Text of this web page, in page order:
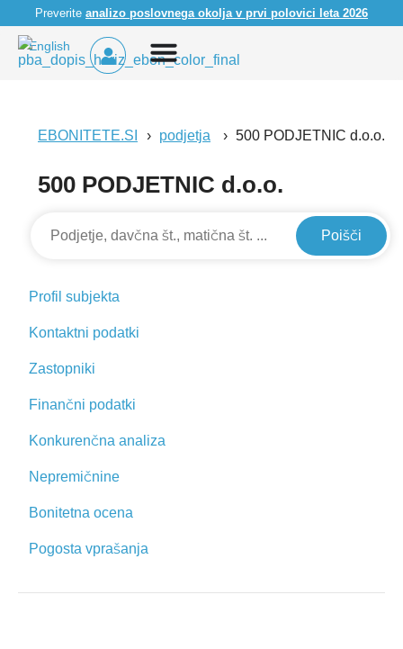
Preverite analizo poslovnega okolja v prvi polovici leta 2026
English
EBONITETE.SI podjetja 500 PODJETNIC d.o.o.
500 PODJETNIC d.o.o.
Poišči
Profil subjekta
Kontaktni podatki
Zastopniki
Finančni podatki
Konkurenčna analiza
Nepremičnine
Bonitetna ocena
Pogosta vprašanja